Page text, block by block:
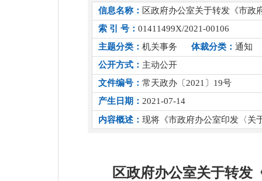
信息名称： 区政府办公室关于转发《市政
索 引 号： 01411499X/2021-00106
主题分类： 机关事务 体裁分类： 通知
公开方式： 主动公开
文件编号： 常天政办〔2021〕19号
产生日期： 2021-07-14
内容概述： 现将《市政府办公室印发〈关
区政府办公室关于转发